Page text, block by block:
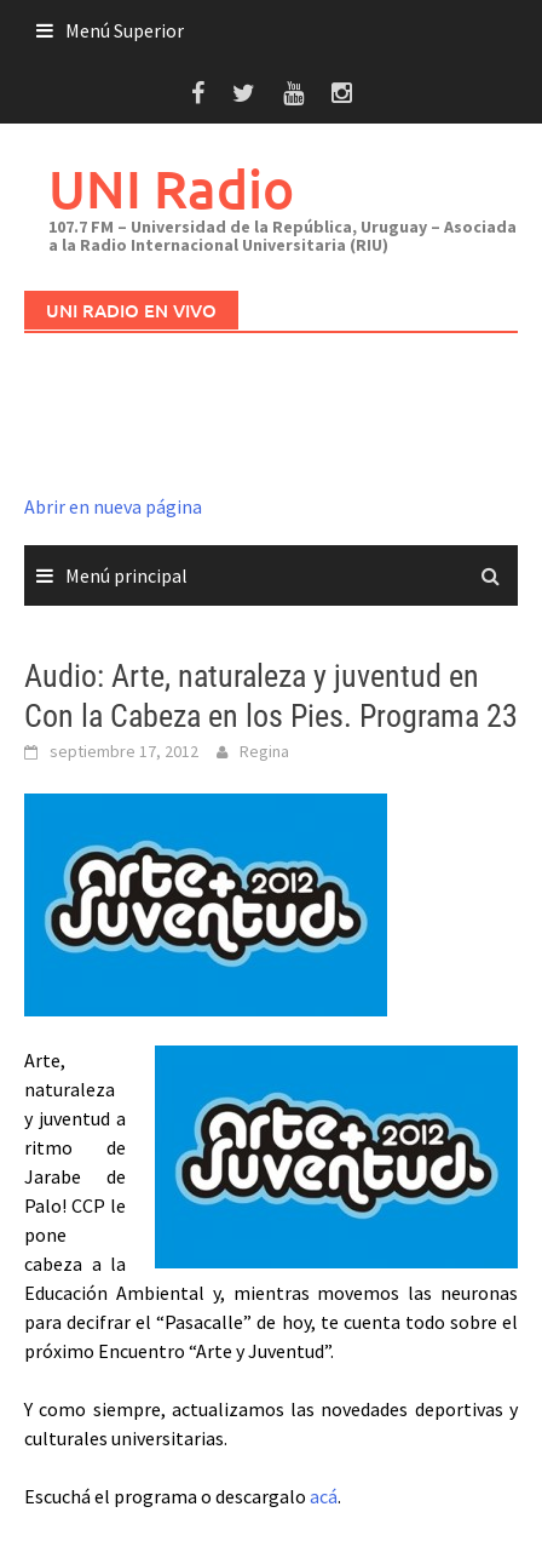
Menú Superior
UNI Radio
107.7 FM – Universidad de la República, Uruguay – Asociada
a la Radio Internacional Universitaria (RIU)
UNI RADIO EN VIVO
Abrir en nueva página
Menú principal
Audio: Arte, naturaleza y juventud en
Con la Cabeza en los Pies. Programa 23
septiembre 17, 2012 Regina
Arte,
naturaleza
y juventud a
ritmo de
Jarabe de
Palo! CCP le
pone
cabeza a la
Educación Ambiental y, mientras movemos las neuronas
para decifrar el “Pasacalle” de hoy, te cuenta todo sobre el
próximo Encuentro “Arte y Juventud”.
Y como siempre, actualizamos las novedades deportivas y
culturales universitarias.
Escuchá el programa o descargalo acá.